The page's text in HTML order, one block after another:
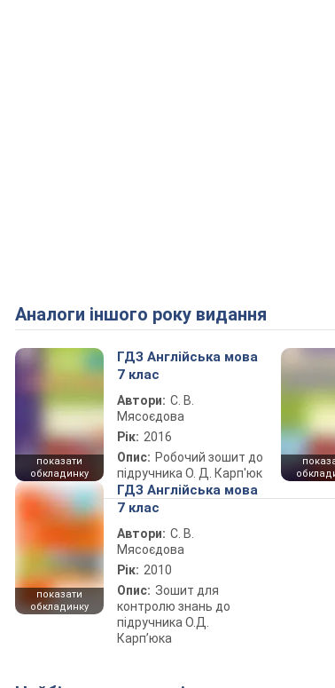
Аналоги іншого року видання
показати
обкладинку
ГДЗ Англійська мова
7 клас
Автори: С. В.
Мясоєдова
Рік: 2016
Опис: Робочий зошит до
підручника О. Д. Карп'юк
показати
обкладинку
ГДЗ Англійська мова
7 клас
Автори: С. В.
Мясоєдова
Рік: 2010
Опис: Зошит для
контролю знань до
підручника О.Д.
Карп’юка